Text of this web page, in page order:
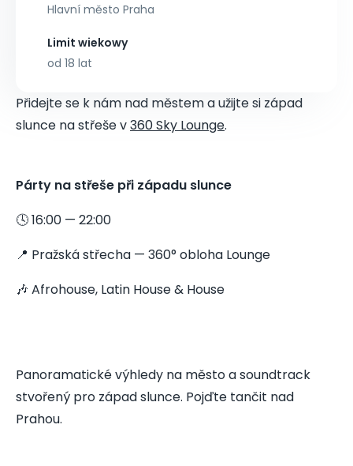
Hlavní město Praha
Limit wiekowy
od 18 lat
Přidejte se k nám nad městem a užijte si západ
slunce na střeše v360 Sky Lounge.
Párty na střeše při západu slunce
🕓 16:00 — 22:00
📍 Pražská střecha — 360° obloha Lounge
🎶 Afrohouse, Latin House & House
Panoramatické výhledy na město a soundtrack
stvořený pro západ slunce. Pojďte tančit nad
Prahou.